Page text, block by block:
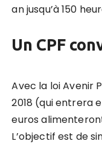
an jusqu’à 150
Un CPF
Avec la loi Avenir
2018 (qui entrera
euros
L’objectif est de